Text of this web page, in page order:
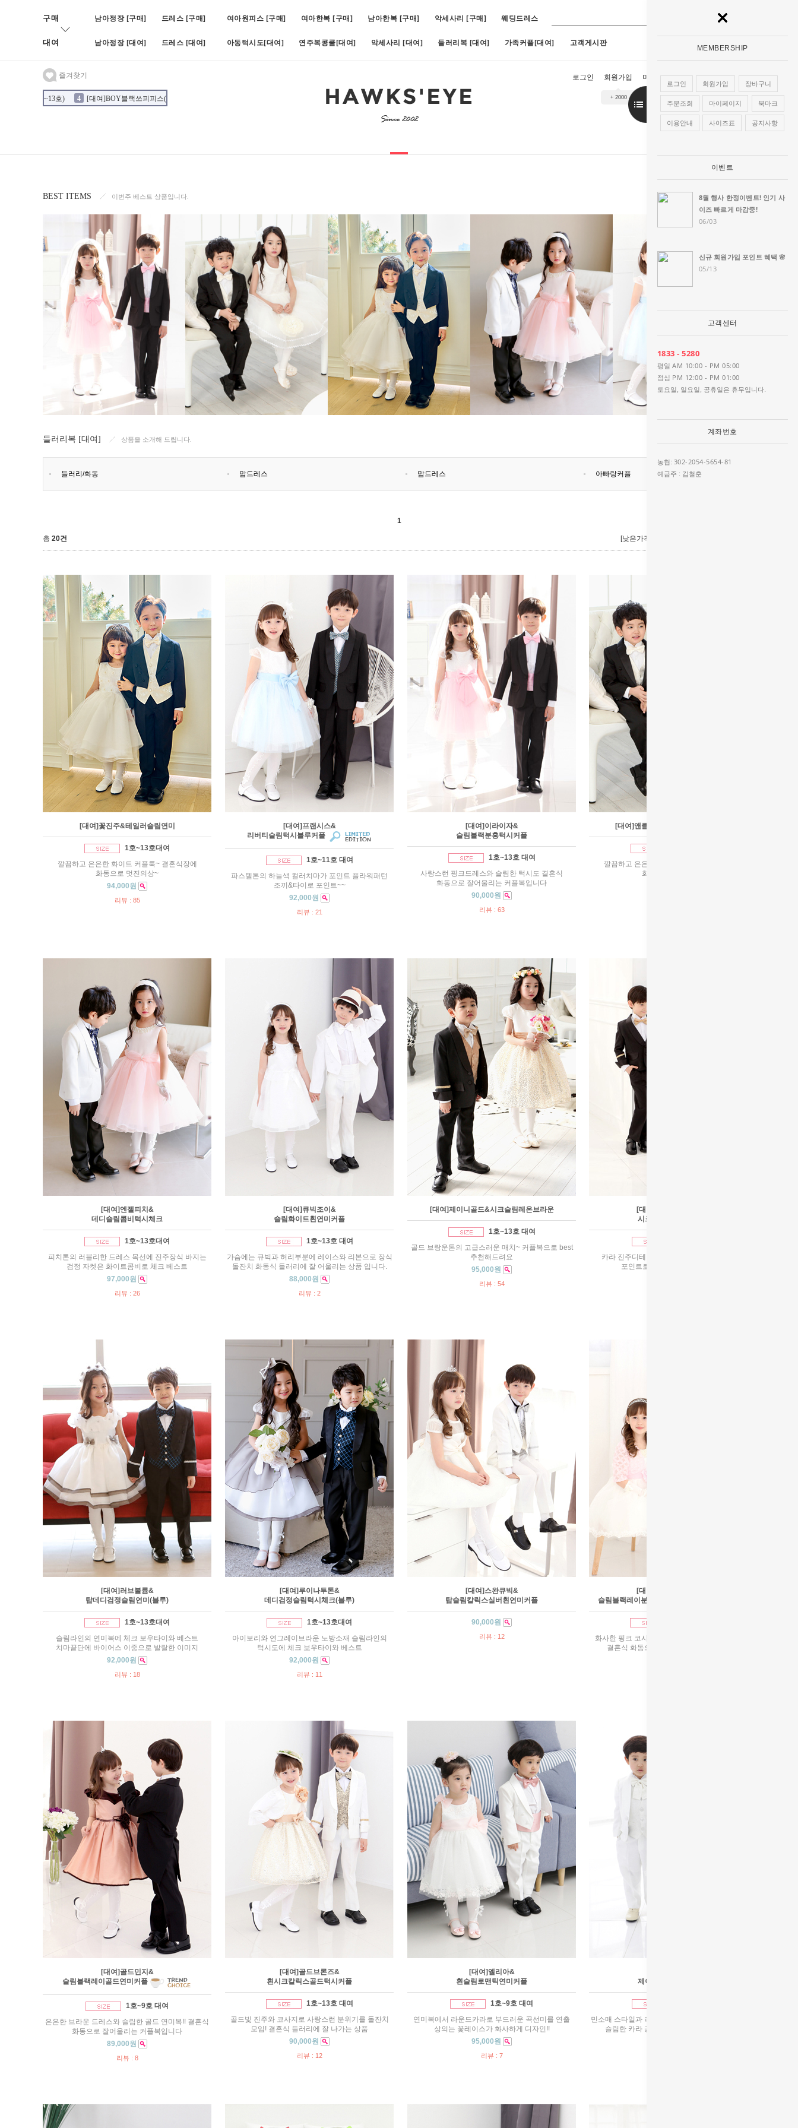
구매 남아정장 [구매] 드레스 [구매] 여아원피스 [구매] 여아한복 [구매] 남아한복 [구매] 악세사리 [구매] 웨딩드레스
대여 남아정장 [대여] 드레스 [대여] 아동턱시도[대여] 연주복콩쿨[대여] 악세사리 [대여] 들러리복 [대여] 가족커플[대여] 고객게시판
즐겨찾기
4 [대여]BOY블랙쓰피피스(나비)(1호~19호) [대여]아스터슬림턱시도(1호~19호) [구매]아루네스진주 (1호~13호) [구매]아란한복드레스(핑크)(1호~13호) [대여]테일슬림연미복(1호~19호)
로그인 회원가입
+ 2000
마이페이지 장바구니 주문조회
MEMBERSHIP
로그인 회원가입 장바구니
주문조회 마이페이지 북마크
이용안내 사이즈표 공지사항
이벤트
8월 행사 한정이벤트! 인기 사
이즈 빠르게 마감중!
06/03
신규 회원가입 포인트 혜택 🌸
05/13
고객센터
1833 - 5280
평일 AM 10:00 - PM 05:00
점심 PM 12:00 - PM 01:00
토요일, 일요일, 공휴일은 휴무입니다.
계좌번호
농협: 302-2054-5654-81
예금주 : 김철훈
BEST ITEMS 이번주 베스트 상품입니다.
들러리복 [대여] 상품을 소개해 드립니다.
들러리/화동 맘드레스 맘드레스 아빠랑커플
1
총 20건 [낮은가격]
[대여]꽃진주&테일러슬림연미
1호~13호대여
깔끔하고 은은한 화이트 커플룩~ 결혼식장에
화동으로 멋진의상~
94,000원
리뷰 : 85
[대여]프랜시스&
리버티슬림턱시블루커플
1호~11호 대여
파스텔톤의 하늘색 컬러치마가 포인트 플라워패턴
조끼&타이로 포인트~~
92,000원
리뷰 : 21
[대여]이라이자&
슬림블랙분홍턱시커플
1호~13호 대여
사랑스런 핑크드레스와 슬림한 턱시도 결혼식
화동으로 잘어울리는 커플복입니다
90,000원
리뷰 : 63
[대여]앤클로이카라&트루스슬림연미
깔끔하고 은은한 화이트 커플룩~ 결혼식장에
화동으로 멋진의상~
[대여]엔젤피치&
데디슬림콤비턱시체크
1호~13호대여
피치톤의 러블리한 드레스 목선에 진주장식 바지는
검정 자켓은 화이트콤비로 체크 베스트
97,000원
리뷰 : 26
[대여]큐빅조이&
슬림화이트흰연미커플
1호~13호 대여
가슴에는 큐빅과 허리부분에 레이스와 리본으로 장식
돌잔치 화동식 들러리에 잘 어울리는 상품 입니다.
88,000원
리뷰 : 2
[대여]제이니골드&시크슬림레온브라운
1호~13호 대여
골드 브랑운톤의 고급스러운 매치~ 커플복으로 best
추천해드려요
95,000원
리뷰 : 54
[대여]골드하이디진주&
시크슬림턱시황금커플
카라 진주디테일이 포인트인 드레스~~ 소매에
포인트로 금장식과 카라를 하이로
[대여]러브볼륨&
탑데디검정슬림연미(블루)
1호~13호대여
슬림라인의 연미복에 체크 보우타이와 베스트
치마끝단에 바이어스 이중으로 발랄한 이미지
92,000원
리뷰 : 18
[대여]루이나투톤&
데디검정슬림턱시체크(블루)
1호~13호대여
아이보리와 연그레이브라운 노방소재 슬림라인의
턱시도에 체크 보우타이와 베스트
92,000원
리뷰 : 11
[대여]스완큐빅&
탑슬림칼릭스실버흰연미커플
90,000원
리뷰 : 12
[대여]핑크하이디진주&
슬림블랙레이분홍연미(나비타이)커플
화사한 핑크 코사지 드레스와 슬림한 분홍 연미복!!
결혼식 화동으로 잘어울리는 커플복입니다
[대여]골드민지&
슬림블랙레이골드연미커플
1호~9호 대여
은은한 브라운 드레스와 슬림한 골드 연미복!! 결혼식
화동으로 잘어울리는 커플복입니다
89,000원
리뷰 : 8
[대여]골드브론즈&
흰시크칼릭스골드턱시커플
1호~13호 대여
골드빛 진주와 코사지로 사랑스런 분위기를 돌잔치
모임! 결혼식 들러리에 잘 나가는 상품
90,000원
리뷰 : 12
[대여]엘리아&
흰슬림로맨틱연미커플
1호~9호 대여
연미복에서 라운드카라로 부드러운 곡선미를 연출
상의는 꽃레이스가 화사하게 디자인!!
95,000원
리뷰 : 7
제이크흰슬림턱시커플
민소매 스타일과 러블리한 쉬폰소재로 가슴을 감싸며
슬림한 카라 공단의 부드러운 곡선미와 카라